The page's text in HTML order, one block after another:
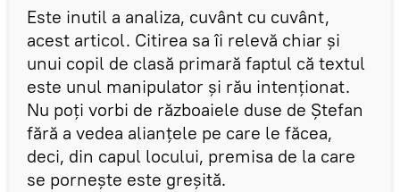
Este inutil a analiza, cuvânt cu cuvânt,
acest articol. Citirea sa îi relevă chiar şi
unui copil de clasă primară faptul că textul
este unul manipulator şi rău intenţionat.
Nu poţi vorbi de războaiele duse de Ştefan
fără a vedea alianţele pe care le făcea,
deci, din capul locului, premisa de la care
se porneşte este greşită.